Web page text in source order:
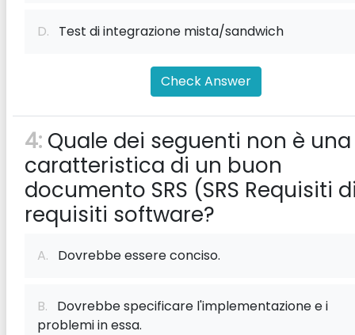
D. Test di integrazione mista/sandwich
Check Answer
4: Quale dei seguenti non è una
caratteristica di un buon
documento SRS (SRS Requisiti
requisiti software?
A. Dovrebbe essere conciso.
B. Dovrebbe specificare l'implementazione e i
problemi in essa.